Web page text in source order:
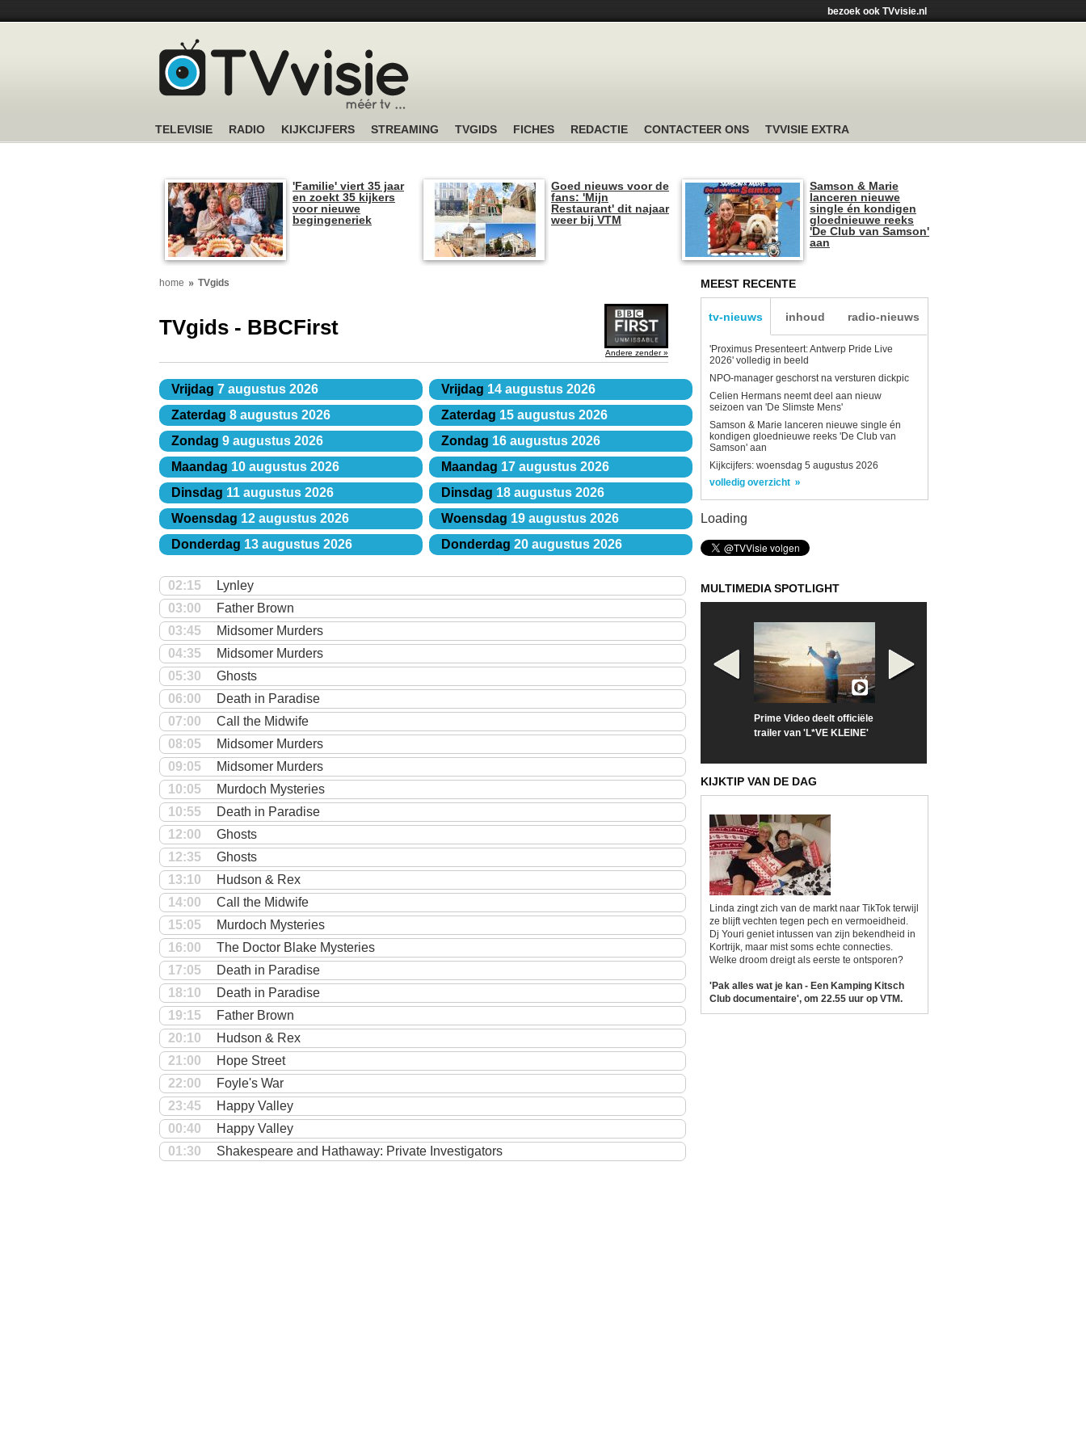
bezoek ook TVvisie.nl
TELEVISIE RADIO KIJKCIJFERS STREAMING TVGIDS FICHES REDACTIE CONTACTEER ONS TVVISIE EXTRA
'Familie' viert 35 jaar
en zoekt 35 kijkers
voor nieuwe
begingeneriek
Goed nieuws voor de
fans: 'Mijn
Restaurant' dit najaar
weer bij VTM
Samson & Marie
lanceren nieuwe
single én kondigen
gloednieuwe reeks
'De Club van Samson'
aan
home TVgids
TVgids - BBCFirst
Andere zender »
Vrijdag 7 augustus 2026
Zaterdag 8 augustus 2026
Zondag 9 augustus 2026
Maandag 10 augustus 2026
Dinsdag 11 augustus 2026
Woensdag 12 augustus 2026
Donderdag 13 augustus 2026
Vrijdag 14 augustus 2026
Zaterdag 15 augustus 2026
Zondag 16 augustus 2026
Maandag 17 augustus 2026
Dinsdag 18 augustus 2026
Woensdag 19 augustus 2026
Donderdag 20 augustus 2026
02:15
Lynley
03:00
Father Brown
03:45
Midsomer Murders
04:35
Midsomer Murders
05:30
Ghosts
06:00
Death in Paradise
07:00
Call the Midwife
08:05
Midsomer Murders
09:05
Midsomer Murders
10:05
Murdoch Mysteries
10:55
Death in Paradise
12:00
Ghosts
12:35
Ghosts
13:10
Hudson & Rex
14:00
Call the Midwife
15:05
Murdoch Mysteries
16:00
The Doctor Blake Mysteries
17:05
Death in Paradise
18:10
Death in Paradise
19:15
Father Brown
20:10
Hudson & Rex
21:00
Hope Street
22:00
Foyle's War
23:45
Happy Valley
00:40
Happy Valley
01:30
Shakespeare and Hathaway: Private Investigators
MEEST RECENTE
tv-nieuws inhoud radio-nieuws
'Proximus Presenteert: Antwerp Pride Live
2026' volledig in beeld
NPO-manager geschorst na versturen dickpic
Celien Hermans neemt deel aan nieuw
seizoen van 'De Slimste Mens'
Samson & Marie lanceren nieuwe single én
kondigen gloednieuwe reeks 'De Club van
Samson' aan
Kijkcijfers: woensdag 5 augustus 2026
volledig overzicht
Loading
MULTIMEDIA SPOTLIGHT
Prime Video deelt officiële
trailer van 'L*VE KLEINE'
KIJKTIP VAN DE DAG
Linda zingt zich van de markt naar TikTok terwijl
ze blijft vechten tegen pech en vermoeidheid.
Dj Youri geniet intussen van zijn bekendheid in
Kortrijk, maar mist soms echte connecties.
Welke droom dreigt als eerste te ontsporen?
'Pak alles wat je kan - Een Kamping Kitsch
Club documentaire', om 22.55 uur op VTM.